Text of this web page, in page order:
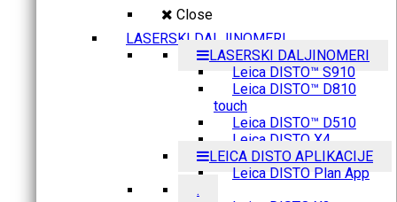
Close
LASERSKI DALJINOMERI
LASERSKI DALJINOMERI
Leica DISTO™ S910
Leica DISTO™ D810
touch
Leica DISTO™ D510
Leica DISTO X4
LEICA DISTO APLIKACIJE
Leica DISTO Plan App
.